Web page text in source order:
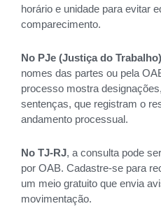
horário e unidade para evitar
comparecimento.
No PJe (Justiça do Trabalho)
nomes das partes ou pela
processo mostra
sentenças, que registram o
andamento processual.
No TJ‑RJ, a consulta pode
por OAB. Cadastre-se para
um meio gratuito que envia
movimentação.